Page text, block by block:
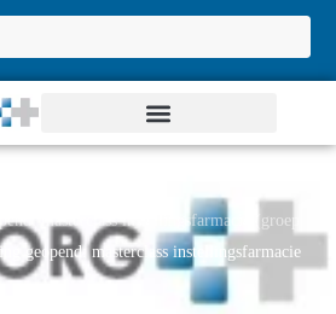
masterclass instellingsfarmacie (groep
geopend: masterclass instellingsfarmacie